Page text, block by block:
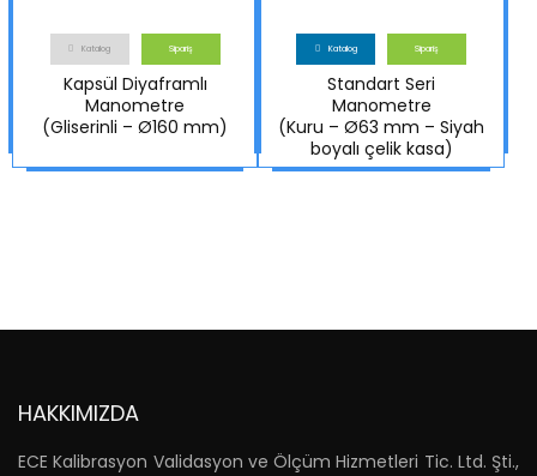
Katalog Sipariş
Kapsül Diyaframlı
Manometre
(Gliserinli – Ø160 mm)
Katalog Sipariş
Standart Seri
Manometre
(Kuru – Ø63 mm – Siyah
boyalı çelik kasa)
HAKKIMIZDA
ECE Kalibrasyon Validasyon ve Ölçüm Hizmetleri Tic. Ltd. Şti.,